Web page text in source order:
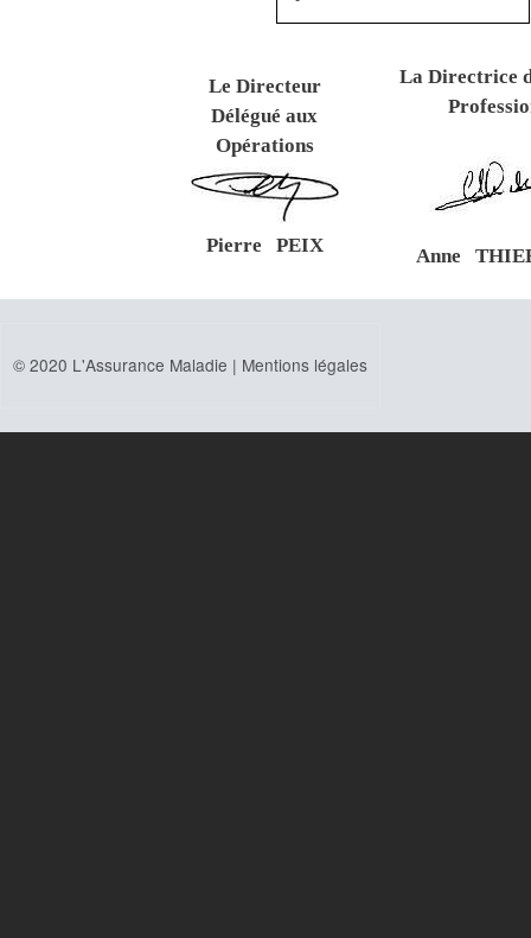
Le Directeur
Délégué aux
Opérations
Pierre PEIX
La Directrice
Anne
© 2020 L'Assurance Maladie | Mentions légales